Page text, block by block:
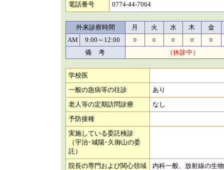
電話番号
0774-44-7064
外来診察時間 月 火 水 木
金
AM
9:00～12:00 ○ ○ ○ ○
○
備 考
（休診中）
学校医
一般の急病等の往診
あり
老人等の定期訪問診療
なし
予防接種
実施している委託検診
（宇治･城陽･久御山の委
託）
院長の専門および関心領域
内科一般、放射線の生